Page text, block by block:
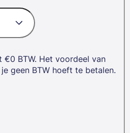
€0 BTW. Het voordeel van
je geen BTW hoeft te betalen.